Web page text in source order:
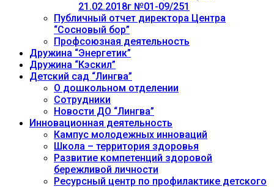
21.02.2018г №01-09/251
Публичный отчет директора Центра
“Сосновый бор”
Профсоюзная деятельность
Дружина “Энергетик”
Дружина “Кэскил”
Детский сад “Лингва”
О дошкольном отделении
Сотрудники
Новости ДО “Лингва”
Инновационная деятельность
Кампус молодежных инноваций
Школа – территория здоровья
Развитие компетенций здоровой
бережливой личности
Ресурсный центр по профилактике детского